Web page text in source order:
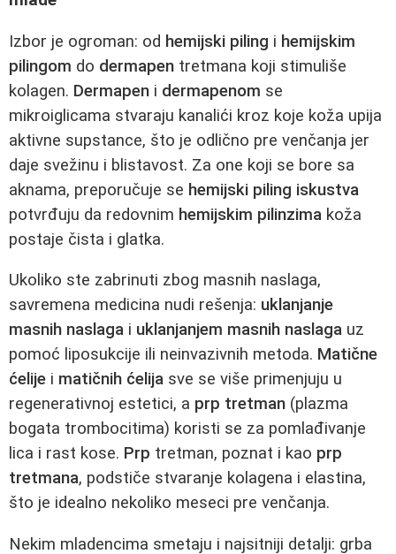
Izbor je ogroman: od hemijski piling i hemijskim
pilingom do dermapen tretmana koji stimuliše
kolagen. Dermapen i dermapenom se
mikroiglicama stvaraju kanalići kroz koje koža upija
aktivne supstance, što je odlično pre venčanja jer
daje svežinu i blistavost. Za one koji se bore sa
aknama, preporučuje se hemijski piling iskustva
potvrđuju da redovnim hemijskim pilinzima koža
postaje čista i glatka.
Ukoliko ste zabrinuti zbog masnih naslaga,
savremena medicina nudi rešenja: uklanjanje
masnih naslaga i uklanjanjem masnih naslaga uz
pomoć liposukcije ili neinvazivnih metoda. Matične
ćelije i matičnih ćelija sve se više primenjuju u
regenerativnoj estetici, a prp tretman (plazma
bogata trombocitima) koristi se za pomlađivanje
lica i rast kose. Prp tretman, poznat i kao prp
tretmana, podstiče stvaranje kolagena i elastina,
što je idealno nekoliko meseci pre venčanja.
Nekim mladencima smetaju i najsitniji detalji: grba